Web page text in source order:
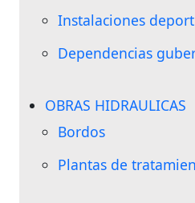
Instalaciones
Dependencias
OBRAS HIDRAULICAS
Bordos
Plantas de